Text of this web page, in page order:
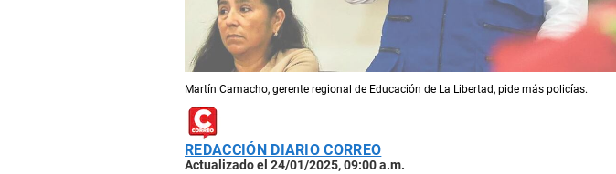
Martín Camacho, gerente regional de Educación de La Libertad, pide más policías.
REDACCIÓN DIARIO CORREO
Actualizado el 24/01/2025, 09:00 a.m.